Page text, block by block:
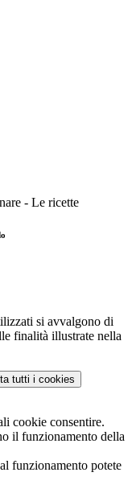
- Le ricette
si avvalgono di
finalità illustrate nella
tutti i cookies
cookie consentire.
il funzionamento della
funzionamento potete